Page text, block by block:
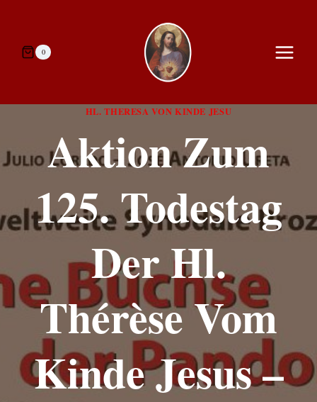
springen0
HL. THERESA VON KINDE JESU
Aktion Zum
125. Todestag
Der Hl.
Thérèse Vom
Kinde Jesus –